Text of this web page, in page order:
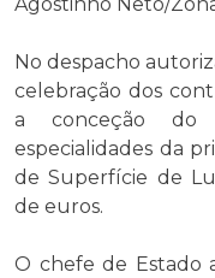
No despacho
celebração dos
a conceção do
especialidades da
de Superfície de
de euros.
O chefe de Estado